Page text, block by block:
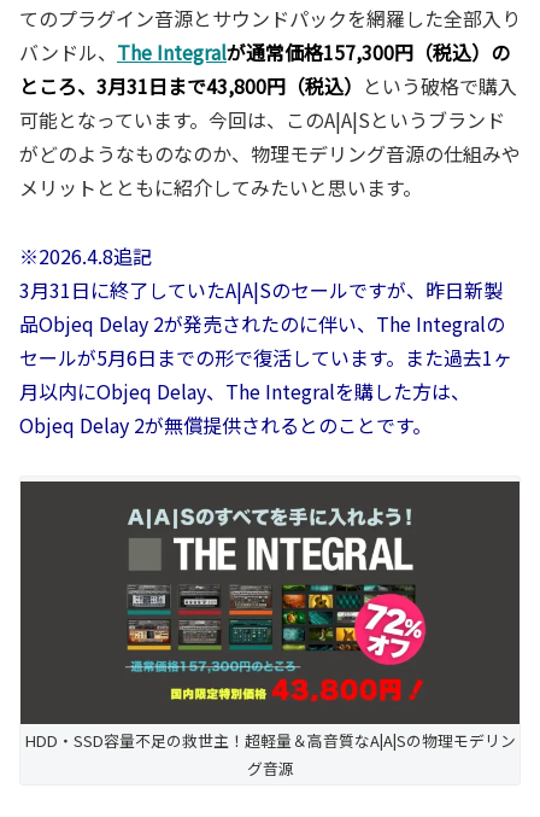
てのプラグイン音源とサウンドパックを網羅した全部入り
バンドル、 The Integralが通常価格157,300円（税込）の
ところ、3月31日まで43,800円（税込） という破格で購入
可能となっています。今回は、このA|A|Sというブランド
がどのようなものなのか、物理モデリング音源の仕組みや
メリットとともに紹介してみたいと思います。
※2026.4.8追記
3月31日に終了していたA|A|Sのセールですが、昨日新製
品Objeq Delay 2が発売されたのに伴い、The Integralの
セールが5月6日までの形で復活しています。また過去1ヶ
月以内にObjeq Delay、The Integralを購した方は、
Objeq Delay 2が無償提供されるとのことです。
HDD・SSD容量不足の救世主！超軽量＆高音質なA|A|Sの物理モデリン
グ音源